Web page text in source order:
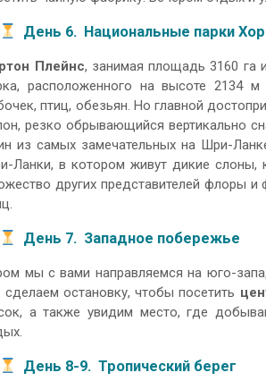
День 6. Национальные парки
Плейнс, занимая площадь 3160 га
расположенного на высоте 2134
птиц, обезьян. Но главной
резко обрывающийся вертикально
из самых замечательных на Шри-
Ланки, в котором живут дикие слоны,
других представителей флоры
День 7. Западное побережье
мы с вами направляемся на юго-
остановку, чтобы посетить
а также увидим место, где
День 8-9. Тропический берег